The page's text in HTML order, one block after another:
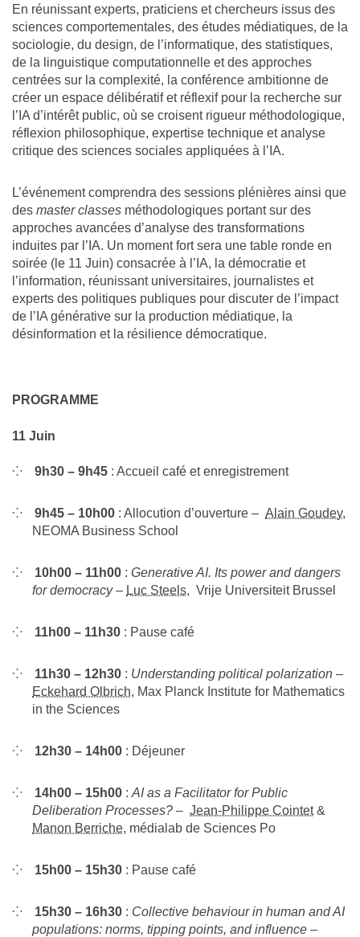
En réunissant experts, praticiens et chercheurs issus des
sciences comportementales, des études médiatiques, de la
sociologie, du design, de l’informatique, des statistiques,
de la linguistique computationnelle et des approches
centrées sur la complexité, la conférence ambitionne de
créer un espace délibératif et réflexif pour la recherche sur
l’IA d’intérêt public, où se croisent rigueur méthodologique,
réflexion philosophique, expertise technique et analyse
critique des sciences sociales appliquées à l’IA.
L’événement comprendra des sessions plénières ainsi que
des master classes méthodologiques portant sur des
approches avancées d’analyse des transformations
induites par l’IA. Un moment fort sera une table ronde en
soirée (le 11 Juin) consacrée à l’IA, la démocratie et
l’information, réunissant universitaires, journalistes et
experts des politiques publiques pour discuter de l’impact
de l’IA générative sur la production médiatique, la
désinformation et la résilience démocratique.
PROGRAMME
11 Juin
9h30 – 9h45 : Accueil café et enregistrement
9h45 – 10h00 : Allocution d’ouverture – Alain Goudey,
NEOMA Business School
10h00 – 11h00 : Generative AI. Its power and dangers
for democracy– Luc Steels, Vrije Universiteit Brussel
11h00 – 11h30 : Pause café
11h30 – 12h30 : Understanding political polarization –
Eckehard Olbrich, Max Planck Institute for Mathematics
in the Sciences
12h30 – 14h00 : Déjeuner
14h00 – 15h00 : AI as a Facilitator for Public
Deliberation Processes? – Jean-Philippe Cointet&
Manon Berriche, médialab de Sciences Po
15h00 – 15h30 : Pause café
15h30 – 16h30 : Collective behaviour in human and AI
populations: norms, tipping points, and influence –